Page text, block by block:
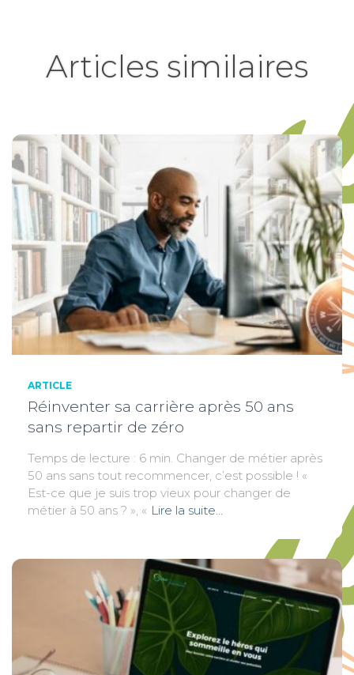
Articles similaires
ARTICLE
Réinventer sa carrière après 50 ans
sans repartir de zéro
Temps de lecture : 6 min. Changer de métier après
50 ans sans tout recommencer, c’est possible ! «
Est-ce que je suis trop vieux pour changer de
métier à 50 ans ? », « Lire la suite…